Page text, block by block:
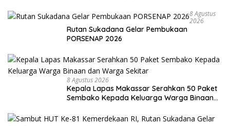
8 Agustus
2026
Rutan Sukadana Gelar Pembukaan
PORSENAP 2026
8 Agustus 2026
Kepala Lapas Makassar Serahkan 50 Paket
Sembako Kepada Keluarga Warga Binaan